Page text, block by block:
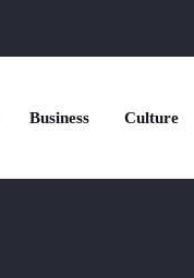
Business Culture